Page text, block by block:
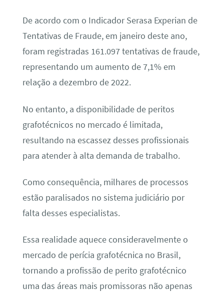
De acordo com o Indicador Serasa Experian de
Tentativas de Fraude, em janeiro deste ano,
foram registradas 161.097 tentativas de fraude,
representando um aumento de 7,1% em
relação a dezembro de 2022.
No entanto, a disponibilidade de peritos
grafotécnicos no mercado é limitada,
resultando na escassez desses profissionais
para atender à alta demanda de trabalho.
Como consequência, milhares de processos
estão paralisados no sistema judiciário por
falta desses especialistas.
Essa realidade aquece consideravelmente o
mercado de perícia grafotécnica no Brasil,
tornando a profissão de perito grafotécnico
uma das áreas mais promissoras não apenas